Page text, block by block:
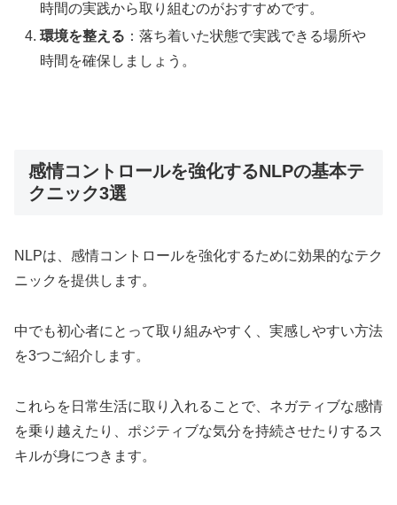
時間の実践から取り組むのがおすすめです。
環境を整える ：落ち着いた状態で実践できる場所や
時間を確保しましょう。
感情コントロールを強化するNLPの基本テ
クニック3選
NLPは、感情コントロールを強化するために効果的なテク
ニックを提供します。
中でも初心者にとって取り組みやすく、実感しやすい方法
を3つご紹介します。
これらを日常生活に取り入れることで、ネガティブな感情
を乗り越えたり、ポジティブな気分を持続させたりするス
キルが身につきます。